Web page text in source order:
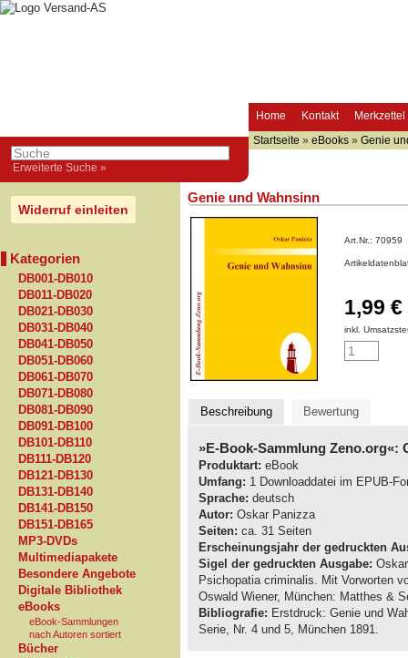
Home Kontakt Merkzettel
Erweiterte Suche »
Startseite » eBooks » Genie
Widerruf einleiten
Kategorien
DB001-DB010
DB011-DB020
DB021-DB030
DB031-DB040
DB041-DB050
DB051-DB060
DB061-DB070
DB071-DB080
DB081-DB090
DB091-DB100
DB101-DB110
DB111-DB120
DB121-DB130
DB131-DB140
DB141-DB150
DB151-DB165
MP3-DVDs
Multimediapakete
Besondere Angebote
Digitale Bibliothek
eBooks
eBook-Sammlungen
nach Autoren sortiert
Bücher
Genie und Wahnsinn
Art.Nr.: 70959
1,99 €
inkl.
Beschreibung Bewertung
»E-Book-Sammlung Zeno.org«:
Produktart: eBook
Umfang: 1 Downloaddatei im EPUB-
Sprache: deutsch
Autor: Oskar Panizza
Seiten: ca. 31 Seiten
Erscheinungsjahr der gedruckten
Sigel der gedruckten Ausgabe:
Psichopatia criminalis. Mit Vorworten
Oswald Wiener, München: Matthes &
Bibliografie: Erstdruck: Genie und
Serie, Nr. 4 und 5, München 1891.